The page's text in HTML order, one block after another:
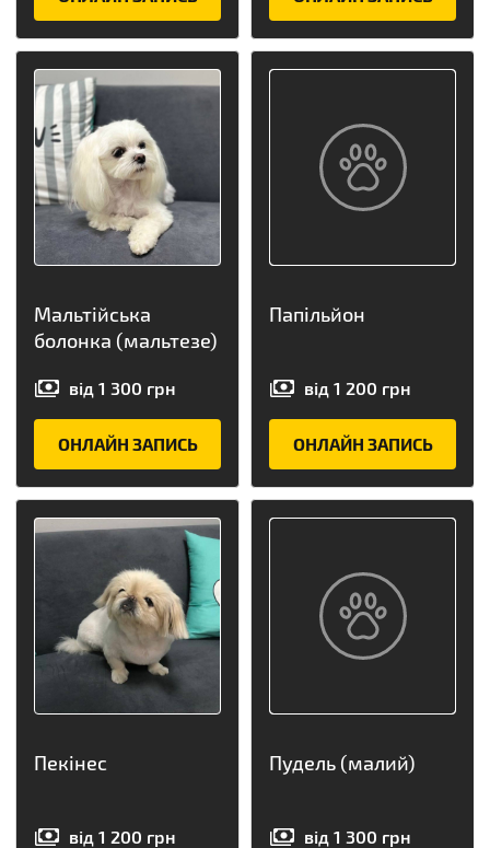
Мальтійська
болонка (мальтезе)
від 1 300 грн
ОНЛАЙН ЗАПИСЬ
Папільйон
від 1 200 грн
ОНЛАЙН ЗАПИСЬ
Пекінес
від 1 200 грн
Пудель (малий)
від 1 300 грн